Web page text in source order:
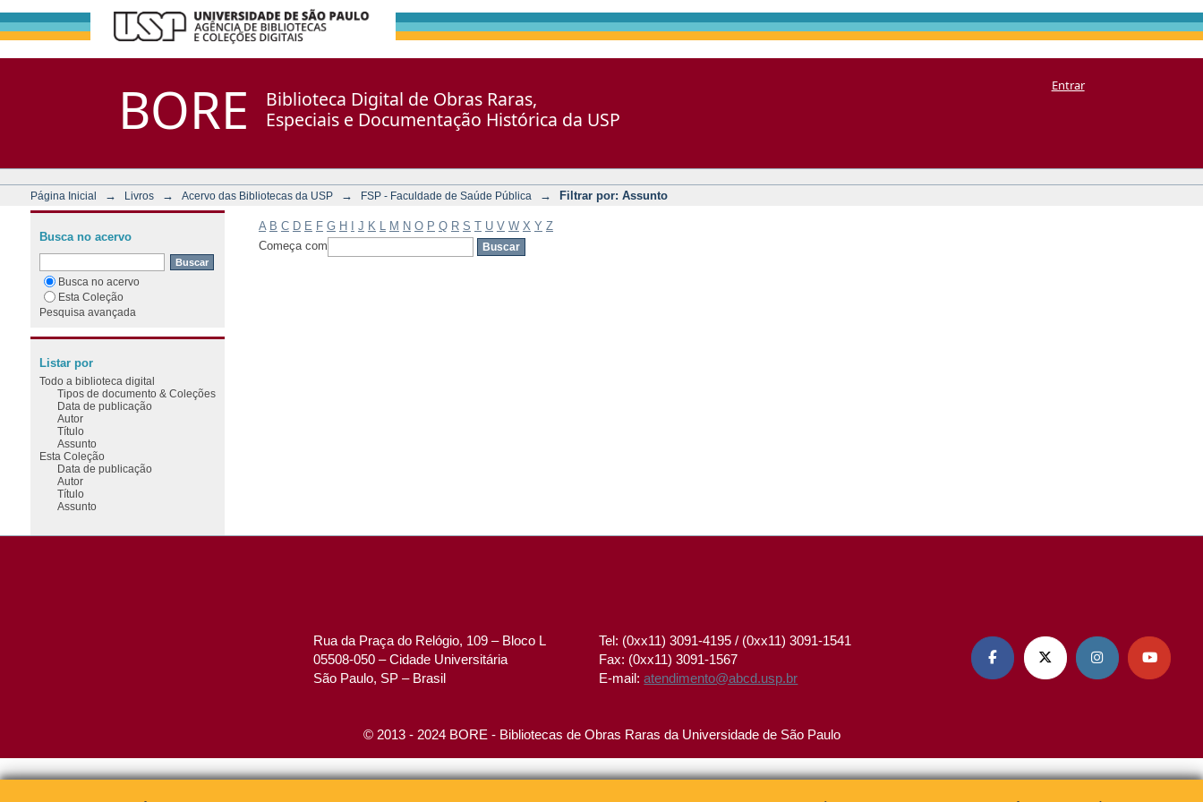
BORE
Biblioteca Digital de Obras Raras,
Especiais e Documentação Histórica da USP
Entrar
Página Inicial → Livros → Acervo das Bibliotecas da USP → FSP - Faculdade de Saúde Pública → Filtrar por: Assunto
A B C D E F G H J K M N O P Q R S T U V W X Y Z
Começa com
Busca no acervo
Busca no acervo
Esta Coleção
Pesquisa avançada
Listar por
Todo a biblioteca digital
Tipos de documento & Coleções
Data de publicação
Autor
Título
Assunto
Esta Coleção
Data de publicação
Autor
Título
Assunto
Rua da Praça do Relógio, 109 – Bloco L
05508-050 – Cidade Universitária
São Paulo, SP – Brasil
Tel: (0xx11) 3091-4195 / (0xx11) 3091-1541
Fax: (0xx11) 3091-1567
E-mail:atendimento@abcd.usp.br
   
© 2013 - 2024 BORE - Bibliotecas de Obras Raras da Universidade de São Paulo